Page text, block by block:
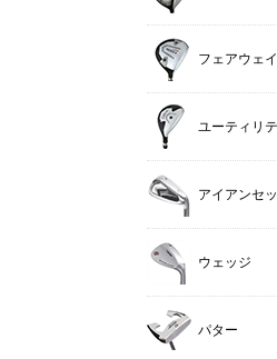
フェアウェ
ユーティリ
アイアンセ
ウェッジ
パター